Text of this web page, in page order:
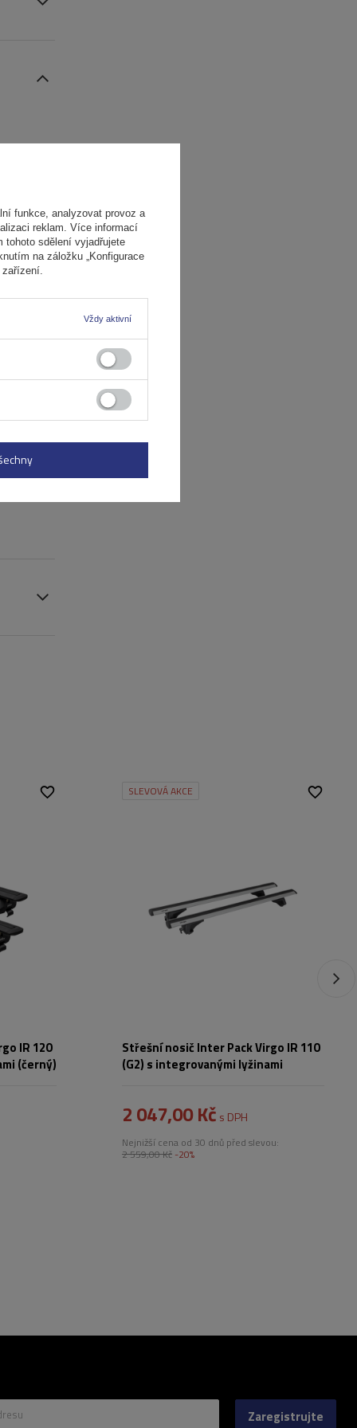
IR 120
(černý)
SLEVOVÁ AKCE
Střešní nosič Inter Pack Virgo IR 110
(G2) s integrovanými lyžinami
2 047,00 Kč s DPH
Nejnižší cena od 30 dnů před slevou:
2 559,00 Kč -20%
Zaregistrujte
funkce, analyzovat provoz a
reklam. Více informací
tohoto sdělení vyjadřujete
na záložku „Konfigurace
Vždy aktivní